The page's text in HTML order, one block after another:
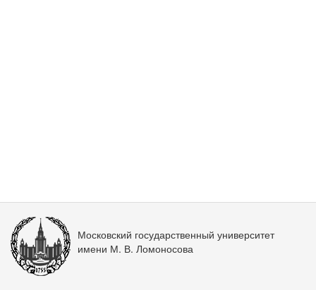
Московский государственный университет
имени М. В. Ломоносова